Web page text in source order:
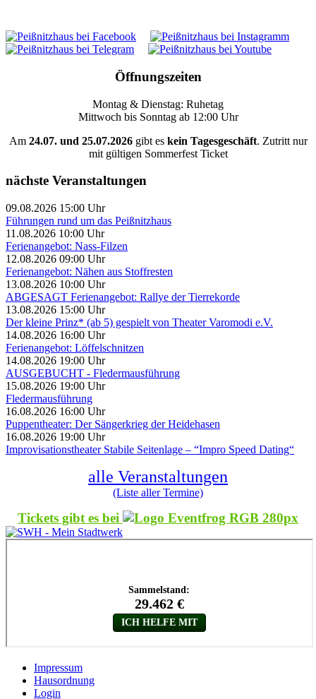
Öffnungszeiten
Montag & Dienstag: Ruhetag
Mittwoch bis Sonntag ab 12:00 Uhr
Am 24.07. und 25.07.2026gibt eskein Tagesgeschäft. Zutritt nur
mit gültigen Sommerfest Ticket
nächste Veranstaltungen
09.08.2026 15:00 Uhr
Führungen rund um das Peißnitzhaus
11.08.2026 10:00 Uhr
Ferienangebot: Nass-Filzen
12.08.2026 09:00 Uhr
Ferienangebot: Nähen aus Stoffresten
13.08.2026 10:00 Uhr
ABGESAGT Ferienangebot: Rallye der Tierrekorde
13.08.2026 15:00 Uhr
Der kleine Prinz* (ab 5) gespielt von Theater Varomodi e.V.
14.08.2026 16:00 Uhr
Ferienangebot: Löffelschnitzen
14.08.2026 19:00 Uhr
AUSGEBUCHT - Fledermausführung
15.08.2026 19:00 Uhr
Fledermausführung
16.08.2026 16:00 Uhr
Puppentheater: Der Sängerkrieg der Heidehasen
16.08.2026 19:00 Uhr
Improvisationstheater Stabile Seitenlage – “Impro Speed Dating“
alle Veranstaltungen
(Liste aller Termine)
Tickets gibt es bei
Impressum
Hausordnung
Login